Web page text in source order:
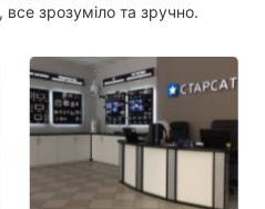
все зрозуміло та зручно.